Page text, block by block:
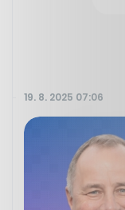
19. 8. 2025 07:06